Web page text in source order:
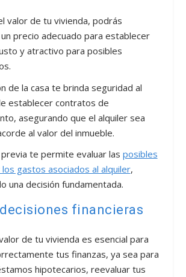
valor de tu vivienda, podrás
precio adecuado para establecer
y atractivo para posibles
de la casa te brinda seguridad al
establecer contratos de
asegurando que el alquiler sea
al valor del inmueble.
previa te permite evaluar las posibles
los gastos asociados al alquiler,
una decisión fundamentada.
financieras
de tu vivienda es esencial para
tus finanzas, ya sea para
hipotecarios, reevaluar tus